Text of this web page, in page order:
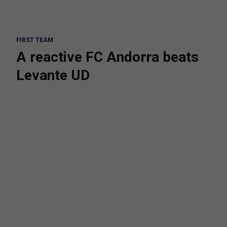
FIRST TEAM
A reactive FC Andorra beats
Levante UD